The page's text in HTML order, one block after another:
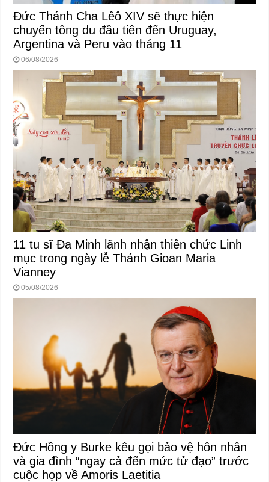
Đức Thánh Cha Lêô XIV sẽ thực hiện
chuyến tông du đầu tiên đến Uruguay,
Argentina và Peru vào tháng 11
06/08/2026
11 tu sĩ Đa Minh lãnh nhận thiên chức Linh
mục trong ngày lễ Thánh Gioan Maria
Vianney
05/08/2026
Đức Hồng y Burke kêu gọi bảo vệ hôn nhân
và gia đình “ngay cả đến mức tử đạo” trước
cuộc họp về Amoris Laetitia